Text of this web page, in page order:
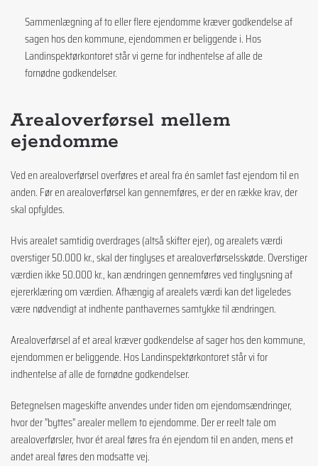
Sammenlægning af to eller flere ejendomme kræver godkendelse af
sagen hos den kommune, ejendommen er beliggende i. Hos
Landinspektørkontoret står vi gerne for indhentelse af alle de
fornødne godkendelser.
Arealoverførsel mellem
ejendomme
Ved en arealoverførsel overføres et areal fra én samlet fast ejendom til en
anden. Før en arealoverførsel kan gennemføres, er der en række krav, der
skal opfyldes.
Hvis arealet samtidig overdrages (altså skifter ejer), og arealets værdi
overstiger 50.000 kr., skal der tinglyses et arealoverførselsskøde. Overstiger
værdien ikke 50.000 kr., kan ændringen gennemføres ved tinglysning af
ejererklæring om værdien. Afhængig af arealets værdi kan det ligeledes
være nødvendigt at indhente panthavernes samtykke til ændringen.
Arealoverførsel af et areal kræver godkendelse af sager hos den kommune,
ejendommen er beliggende. Hos Landinspektørkontoret står vi for
indhentelse af alle de fornødne godkendelser.
Betegnelsen mageskifte anvendes under tiden om ejendomsændringer,
hvor der ”byttes” arealer mellem to ejendomme. Der er reelt tale om
arealoverførsler, hvor ét areal føres fra én ejendom til en anden, mens et
andet areal føres den modsatte vej.